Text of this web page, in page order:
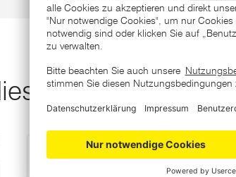
Kategorie